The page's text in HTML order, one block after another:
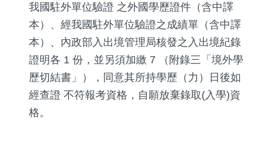
我國駐外單位驗證 之外國學歷證件（含中譯
本）、經我國駐外單位驗證之成績單（含中譯
本）、內政部入出境管理局核發之入出境紀錄
證明各 1 份，並另須加繳 7 （附錄三「境外學
歷切結書」），同意其所持學歷（力）日後如
經查證 不符報考資格，自願放棄錄取(入學)資
格。